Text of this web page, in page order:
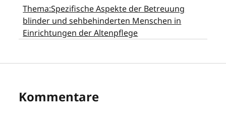
Thema:Spezifische Aspekte der Betreuung
blinder und sehbehinderten Menschen in
Einrichtungen der Altenpflege
Kommentare